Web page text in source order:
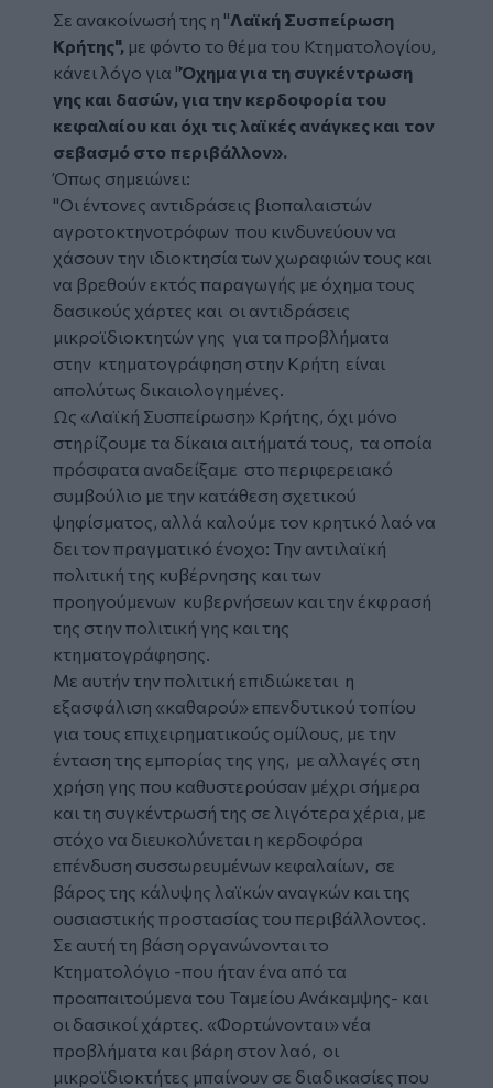
Σε ανακοίνωσή της η "Λαϊκή Συσπείρωση
Κρήτης", με φόντο το θέμα του Κτηματολογίου,
κάνει λόγο για "Όχημα για τη συγκέντρωση
γης και δασών, για την κερδοφορία του
κεφαλαίου και όχι τις λαϊκές ανάγκες και τον
σεβασμό στο περιβάλλον».
Όπως σημειώνει:
"Οι έντονες αντιδράσεις βιοπαλαιστών
αγροτοκτηνοτρόφων που κινδυνεύουν να
χάσουν την ιδιοκτησία των χωραφιών τους και
να βρεθούν εκτός παραγωγής με όχημα τους
δασικούς χάρτες και οι αντιδράσεις
μικροϊδιοκτητών γης για τα προβλήματα
στην κτηματογράφηση στην Κρήτη είναι
απολύτως δικαιολογημένες.
Ως «Λαϊκή Συσπείρωση» Κρήτης, όχι μόνο
στηρίζουμε τα δίκαια αιτήματά τους, τα οποία
πρόσφατα αναδείξαμε στο περιφερειακό
συμβούλιο με την κατάθεση σχετικού
ψηφίσματος, αλλά καλούμε τον κρητικό λαό να
δει τον πραγματικό ένοχο: Την αντιλαϊκή
πολιτική της κυβέρνησης και των
προηγούμενων κυβερνήσεων και την έκφρασή
της στην πολιτική γης και της
κτηματογράφησης.
Με αυτήν την πολιτική επιδιώκεται η
εξασφάλιση «καθαρού» επενδυτικού τοπίου
για τους επιχειρηματικούς ομίλους, με την
ένταση της εμπορίας της γης, με αλλαγές στη
χρήση γης που καθυστερούσαν μέχρι σήμερα
και τη συγκέντρωσή της σε λιγότερα χέρια, με
στόχο να διευκολύνεται η κερδοφόρα
επένδυση συσσωρευμένων κεφαλαίων, σε
βάρος της κάλυψης λαϊκών αναγκών και της
ουσιαστικής προστασίας του περιβάλλοντος.
Σε αυτή τη βάση οργανώνονται το
Κτηματολόγιο -που ήταν ένα από τα
προαπαιτούμενα του Ταμείου Ανάκαμψης- και
οι δασικοί χάρτες. «Φορτώνονται» νέα
προβλήματα και βάρη στον λαό, οι
μικροϊδιοκτήτες μπαίνουν σε διαδικασίες που